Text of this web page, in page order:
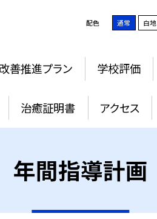
配色 通常 白地
善推進プラン 学校評価
治癒証明書 アクセス
年間指導計画